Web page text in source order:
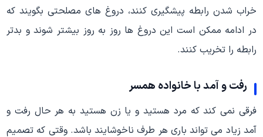
خراب شدن رابطه پیشگیری کنند، دروغ های مصلحتی بگویند که
در ادامه ممکن است این دروغ ها روز به روز بیشتر شوند و بدتر
رابطه را تخریب کنند.
رفت و آمد با خانواده همسر
فرقی نمی کند که مرد هستید و یا زن هستید به هر حال رفت و
آمد زیاد می تواند باری هر طرف ناخوشایند باشد. وقتی که تصمیم